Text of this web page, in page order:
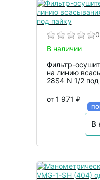
В наличии
Фильтр-
на линию
28S4 N 1/2
от 1 971 ₽
В